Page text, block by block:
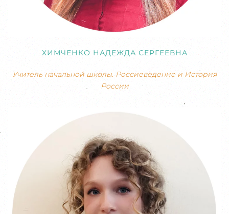
ХИМЧЕНКО НАДЕЖДА СЕРГЕЕВНА
Учитель начальной школы. Россиеведение и История
России